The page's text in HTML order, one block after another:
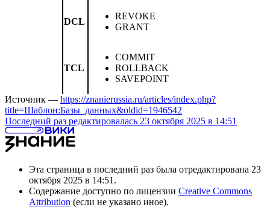
DCL
REVOKE
GRANT
TCL
COMMIT
ROLLBACK
SAVEPOINT
Источник — https://znanierussia.ru/articles/index.php?
title=Шаблон:Базы_данных&oldid=1946542
Последний раз редактировалась 23 октября 2025 в 14:51
Эта страница в последний раз была отредактирована 23
октября 2025 в 14:51.
Содержание доступно по лицензии Creative Commons
Attribution (если не указано иное).